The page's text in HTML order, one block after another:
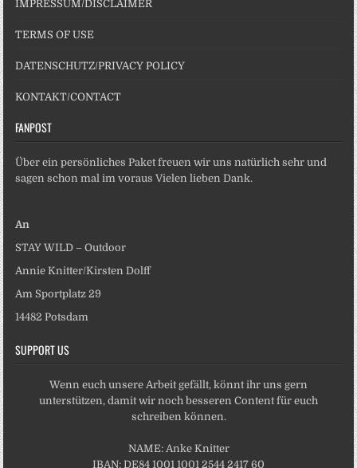
IMPRESSUM/DISCLAIMER
TERMS OF USE
DATENSCHUTZ/PRIVACY POLICY
KONTAKT/CONTACT
FANPOST
Über ein persönliches Paket freuen wir uns natürlich sehr und
sagen schon mal im voraus Vielen lieben Dank.
An
STAY WILD – Outdoor
Annie Knitter/Kirsten Dolff
Am Sportplatz 29
14482 Potsdam
SUPPORT US
Wenn euch unsere Arbeit gefällt, könnt ihr uns gern
unterstützen, damit wir noch besseren Content für euch
schreiben können.
NAME: Anke Knitter
IBAN: DE84 1001 1001 2544 2417 60